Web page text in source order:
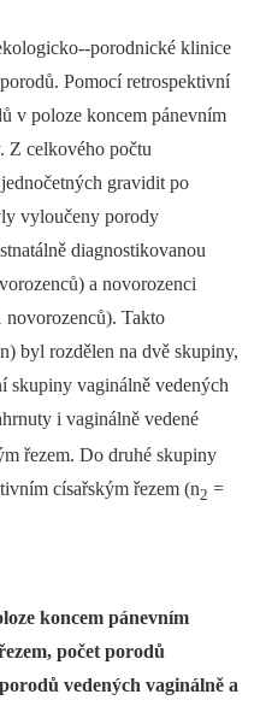
porodnické klinice
Pomocí retrospektivní
v poloze koncem pánevním
Z celkového počtu
gravidit po
vyloučeny porody
diagnostikovanou
a novorozenci
Takto
byl rozdělen na dvě skupiny,
skupiny vaginálně vedených
i vaginálně vedené
řezem. Do druhé skupiny
císařským řezem (n2 =
koncem pánevním
počet porodů
vedených vaginálně a